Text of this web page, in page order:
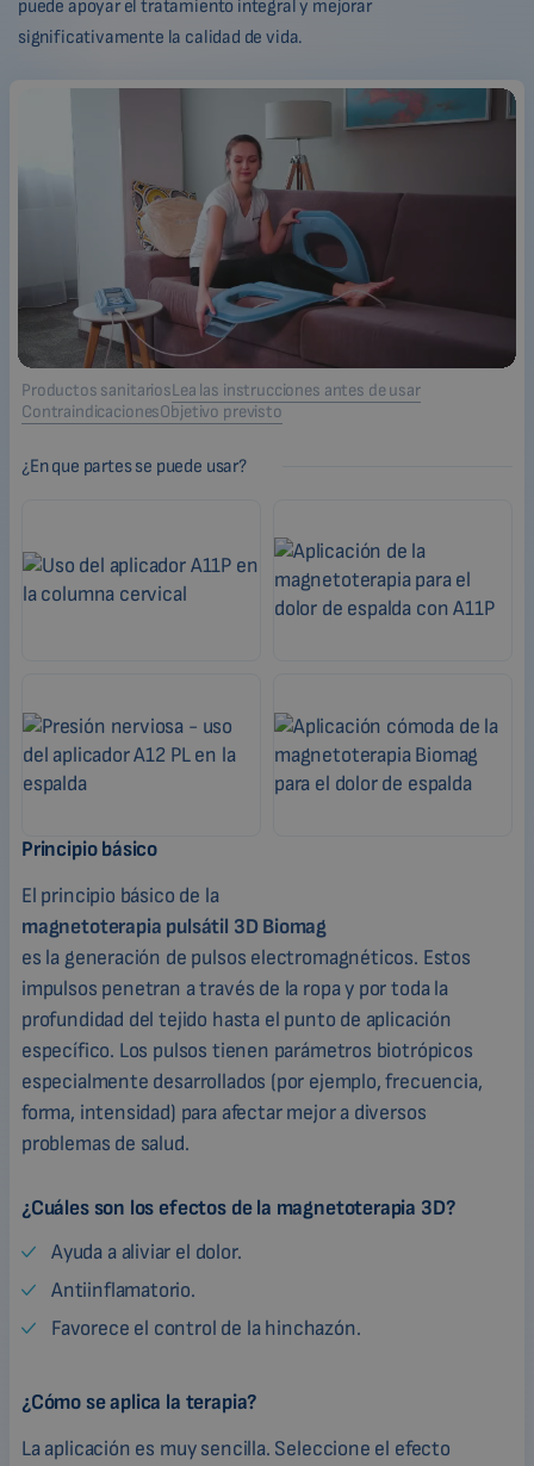
puede apoyar el tratamiento integral y mejorar
significativamente la calidad de vida.
Productos sanitariosLea las instrucciones antes de usar
ContraindicacionesObjetivo previsto
¿En que partes se puede usar?
Principio básico
El principio básico de la
magnetoterapia pulsátil 3D Biomag
es la generación de pulsos electromagnéticos. Estos
impulsos penetran a través de la ropa y por toda la
profundidad del tejido hasta el punto de aplicación
específico. Los pulsos tienen parámetros biotrópicos
especialmente desarrollados (por ejemplo, frecuencia,
forma, intensidad) para afectar mejor a diversos
problemas de salud.
¿Cuáles son los efectos de la magnetoterapia 3D?
Ayuda a aliviar el dolor.
Antiinflamatorio.
Favorece el control de la hinchazón.
¿Cómo se aplica la terapia?
La aplicación es muy sencilla. Seleccione el efecto